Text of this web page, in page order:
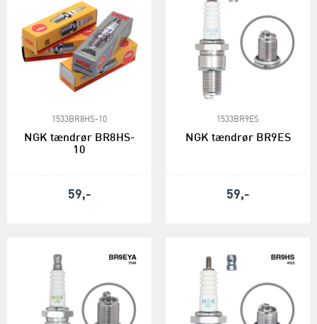
1533BR8HS-10
NGK tændrør BR8HS-
10
59,-
1533BR9ES
NGK tændrør BR9ES
59,-